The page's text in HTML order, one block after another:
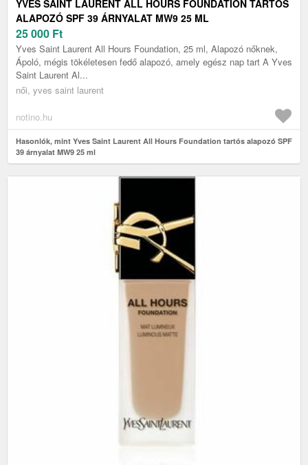
YVES SAINT LAURENT ALL HOURS FOUNDATION TARTÓS
ALAPOZÓ SPF 39 ÁRNYALAT MW9 25 ML
25 000 Ft
Yves Saint Laurent All Hours Foundation, 25 ml, Alapozó nőknek,
Ápoló, mégis tökéletesen fedő alapozó, amely egész nap tart A Yves
Saint Laurent Al...
női, yves saint laurent
notino.hu
Hasonlók, mint Yves Saint Laurent All Hours Foundation tartós alapozó SPF
39 árnyalat MW9 25 ml